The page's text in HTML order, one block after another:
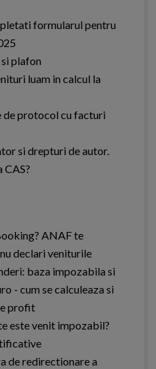
formularul pentru
si plafon
luam in calcul la
de protocol cu facturi
si drepturi de autor.
ANAF te
declari veniturile
baza impozabila si
- cum se calculeaza si
profit
este venit impozabil?
de redirectionare a